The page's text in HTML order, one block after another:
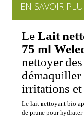
EN SAVOIR
Le Lait
75 ml
nettoyer
démaquiller
irritations et
Le lait nettoyant bio
de prune pour hydrater